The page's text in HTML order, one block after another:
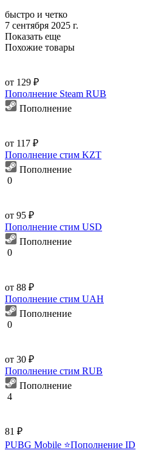
быстро и четко
7 сентября 2025 г.
Показать еще
Похожие товары
от 129 ₽
Пополнение Steam RUB
Пополнение
от 117 ₽
Пополнение стим KZT
Пополнение
0
от 95 ₽
Пополнение стим USD
Пополнение
0
от 88 ₽
Пополнение стим UAH
Пополнение
0
от 30 ₽
Пополнение стим RUB
Пополнение
4
81 ₽
PUBG Mobile ⭐Пополнение ID